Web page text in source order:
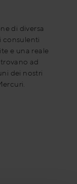
di diversa
consulenti
e una reale
ad
dei nostri